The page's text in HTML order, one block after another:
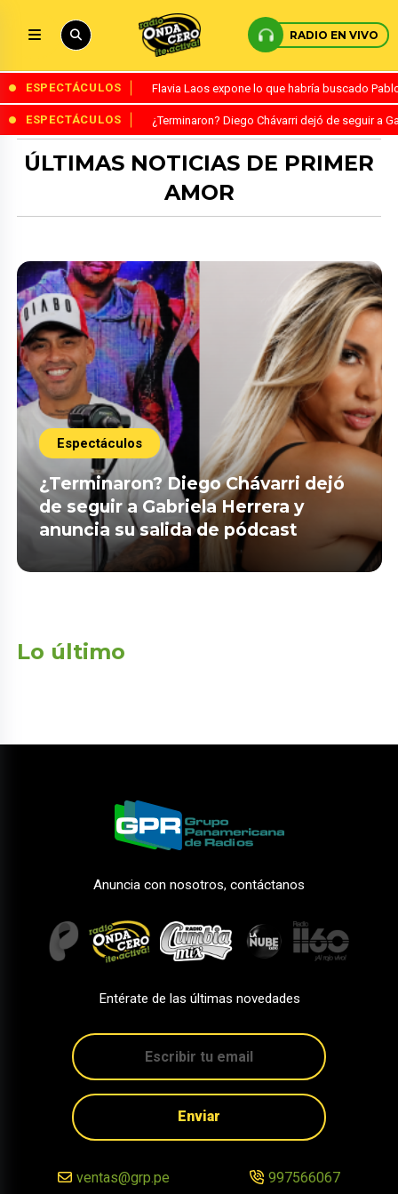
RADIO EN VIVO
ESPECTÁCULOS Flavia Laos expone lo que habría buscado
ESPECTÁCULOS ¿Terminaron? Diego Chávarri dejó de seguir a
ÚLTIMAS NOTICIAS DE PRIMER
AMOR
Espectáculos
¿Terminaron? Diego Chávarri dejó
de seguir a Gabriela Herrera y
anuncia su salida de pódcast
Lo último
Anuncia con nosotros, contáctanos
Entérate de las últimas novedades
Enviar
ventas@grp.pe 997566067